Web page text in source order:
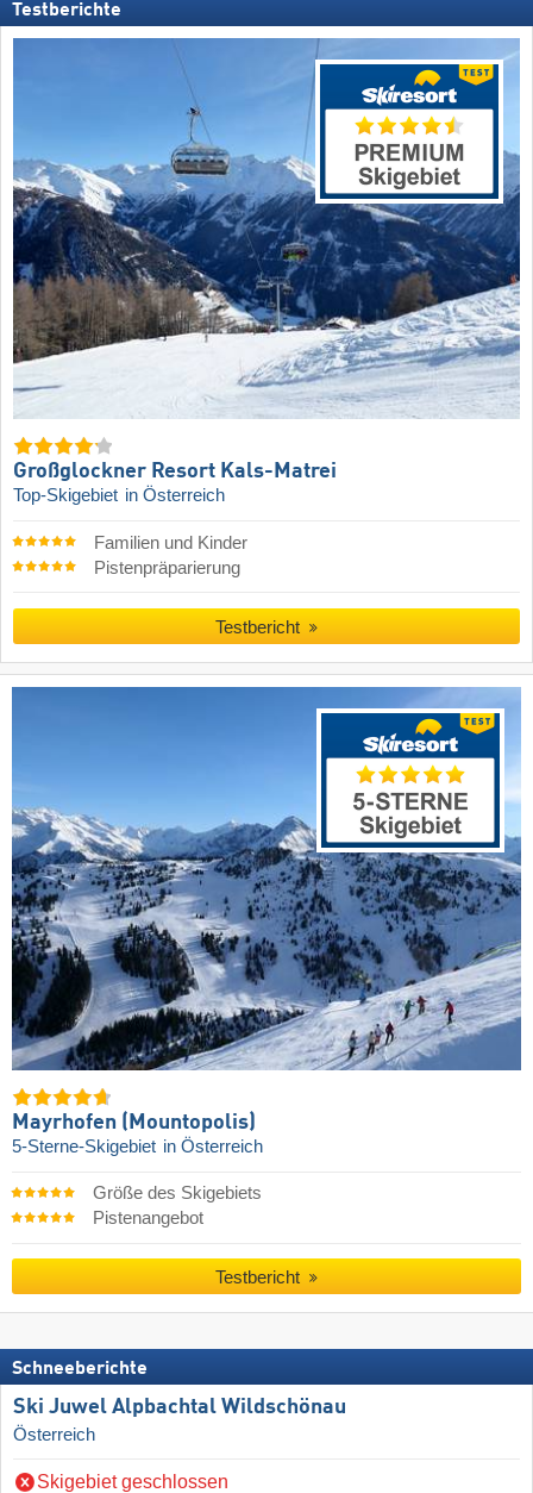
Testberichte
Großglockner Resort Kals-Matrei
Top-Skigebiet in Österreich
Familien und Kinder
Pistenpräparierung
Testbericht
Mayrhofen (Mountopolis)
5-Sterne-Skigebiet in Österreich
Größe des Skigebiets
Pistenangebot
Testbericht
Schneeberichte
Ski Juwel Alpbachtal Wildschönau
Österreich
Skigebiet geschlossen